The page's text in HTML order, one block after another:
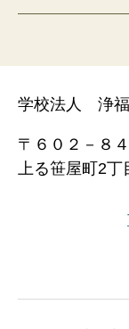
学校法人 浄福
〒６０２－８
上る笹屋町2丁